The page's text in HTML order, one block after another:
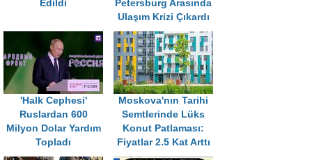
Edildi
Petersburg Arasında
Ulaşım Krizi Çıkardı
'Halk Cephesi'
Ruslardan 600
Milyon Dolar Yardım
Topladı
Moskova'nın Tarihi
Semtlerinde Lüks
Konut Patlaması:
Fiyatlar 2.5 Kat Arttı